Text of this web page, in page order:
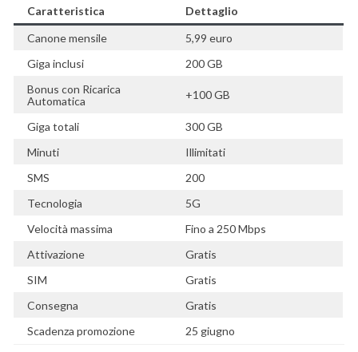
Caratteristica
Dettaglio
Canone mensile
5,99 euro
Giga inclusi
200 GB
Bonus con Ricarica
Automatica
+100 GB
Giga totali
300 GB
Minuti
Illimitati
SMS
200
Tecnologia
5G
Velocità massima
Fino a 250 Mbps
Attivazione
Gratis
SIM
Gratis
Consegna
Gratis
Scadenza promozione
25 giugno